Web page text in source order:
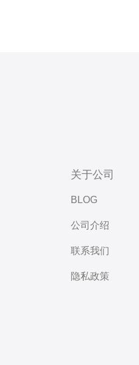
关于公司
BLOG
公司介绍
联系我们
隐私政策